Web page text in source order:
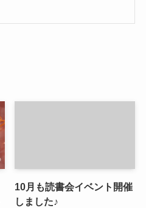
10月も読書会イベント開催
しました♪